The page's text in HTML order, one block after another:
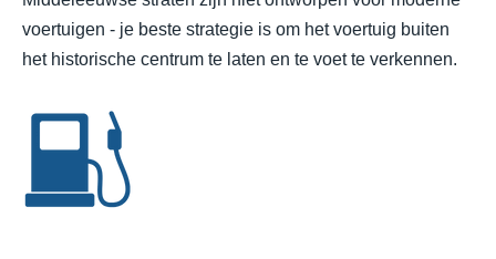
voertuigen - je beste strategie is om het voertuig buiten
het historische centrum te laten en te voet te verkennen.